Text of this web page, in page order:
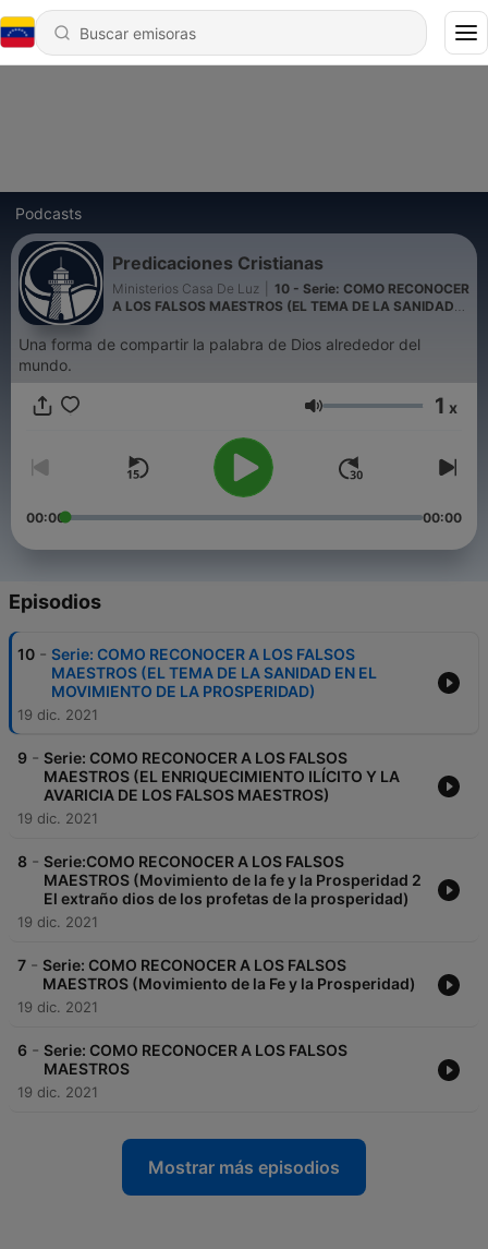
Podcasts
Predicaciones Cristianas
Ministerios Casa De Luz
10 - Serie: COMO RECONOCER
A LOS FALSOS MAESTROS (EL TEMA DE LA SANIDAD
Una forma de compartir la palabra de Dios alrededor del
mundo.
Volumen 1 x
00:00 00:00
Episodios
10 - Serie: COMO RECONOCER A LOS FALSOS
MAESTROS (EL TEMA DE LA SANIDAD EN EL
MOVIMIENTO DE LA PROSPERIDAD)
19 dic. 2021
9 - Serie: COMO RECONOCER A LOS FALSOS
MAESTROS (EL ENRIQUECIMIENTO ILÍCITO Y LA
AVARICIA DE LOS FALSOS MAESTROS)
19 dic. 2021
8 - Serie:COMO RECONOCER A LOS FALSOS
MAESTROS (Movimiento de la fe y la Prosperidad 2
El extraño dios de los profetas de la prosperidad)
19 dic. 2021
7 - Serie: COMO RECONOCER A LOS FALSOS
MAESTROS (Movimiento de la Fe y la Prosperidad)
19 dic. 2021
6 - Serie: COMO RECONOCER A LOS FALSOS
MAESTROS
19 dic. 2021
Mostrar más episodios